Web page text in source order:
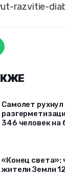
razvitie-
Самолет рухнул
346 человек на
«Конец света»:
жители Земли